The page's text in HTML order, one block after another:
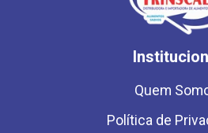
Quem
Política de